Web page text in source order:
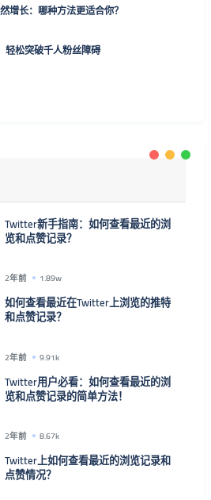
增长：哪种方法更适合你？
轻松突破千人粉丝障碍
Twitter新手指南：如何查看最近的浏
览和点赞记录？
2年前 1.89w
如何查看最近在Twitter上浏览的推特
和点赞记录？
2年前 9.91k
Twitter用户必看：如何查看最近的浏
览和点赞记录的简单方法！
2年前 8.67k
Twitter上如何查看最近的浏览记录和
点赞情况？